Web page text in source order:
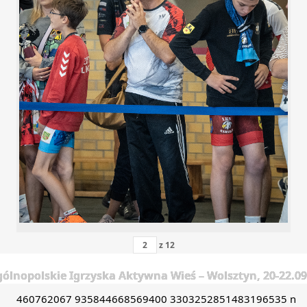
z 12
Igrzyska Aktywna Wieś – Wolsztyn, 20-
460762067 935844668569400 3303252851483196535 n